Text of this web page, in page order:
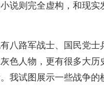
说则完全虚构，和现实
八路军战士、国民党士
色人物，更有很多大
我试图展示一些战争的